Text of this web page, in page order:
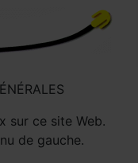
sur ce site Web.
de gauche.